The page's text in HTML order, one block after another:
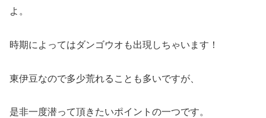
よ。
時期によってはダンゴウオも出現しちゃいます！
東伊豆なので多少荒れることも多いですが、
是非一度潜って頂きたいポイントの一つです。